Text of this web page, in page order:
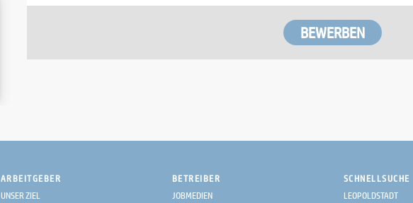
ARBEITGEBER
UNSER ZIEL
BETREIBER
JOBMEDIEN
SCHNELLSUCHE
LEOPOLDSTADT